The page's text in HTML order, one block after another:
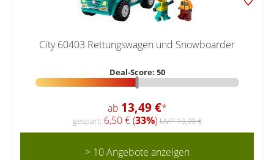
City 60403 Rettungswagen und Snowboarder
Deal-Score: 50
ab 13,49 €*
gespart: 6,50 € (33%)UVP 19,99 €
> 10 Angebote anzeigen